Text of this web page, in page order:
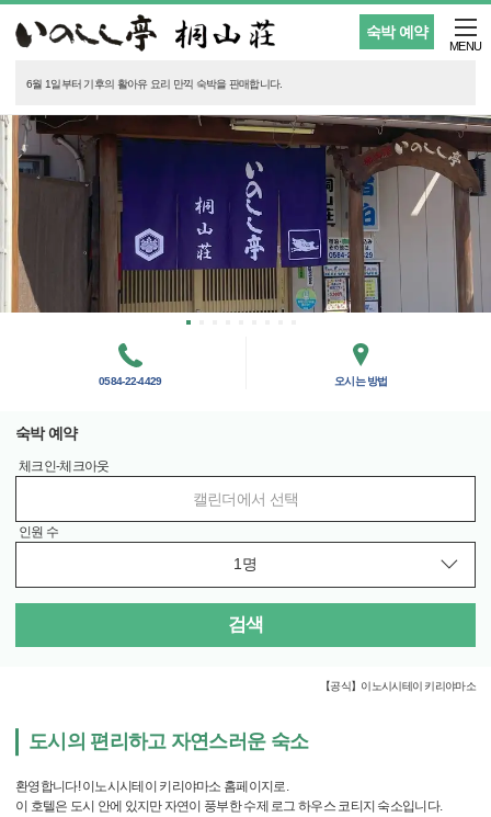
숙박 예약
MENU
6월 1일부터 기후의 활아유 요리 만끽 숙박을 판매합니다.
0584-22-4429 오시는 방법
숙박 예약
체크인-체크아웃
캘린더에서 선택
인원 수
검색
【공식】이노시시테이 키리야마소
도시의 편리하고 자연스러운 숙소
환영합니다! 이노시시테이 키리야마소 홈페이지로.
이 호텔은 도시 안에 있지만 자연이 풍부한 수제 로그 하우스 코티지 숙소입니다.